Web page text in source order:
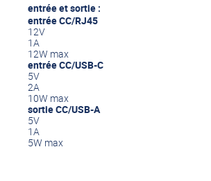
entrée et sortie :
entrée CC/RJ45
12V
1A
12W max
entrée CC/USB-C
5V
2A
10W max
sortie CC/USB-A
5V
1A
5W max